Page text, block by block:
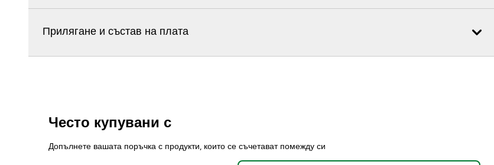
Прилягане и състав на плата
Често купувани с
Допълнете вашата поръчка с продукти, които се съчетават помежду си